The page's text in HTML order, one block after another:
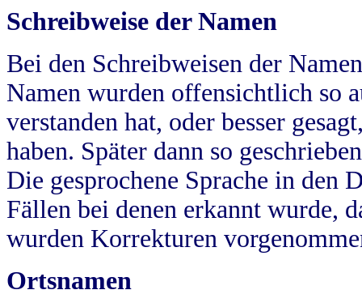
Schreibweise der Namen
Bei den Schreibweisen der
Namen wurden offensichtlich so
verstanden hat, oder besser
haben. Später dann so
Die gesprochene Sprache in
Fällen bei denen erkannt wurde,
wurden Korrekturen
Ortsnamen